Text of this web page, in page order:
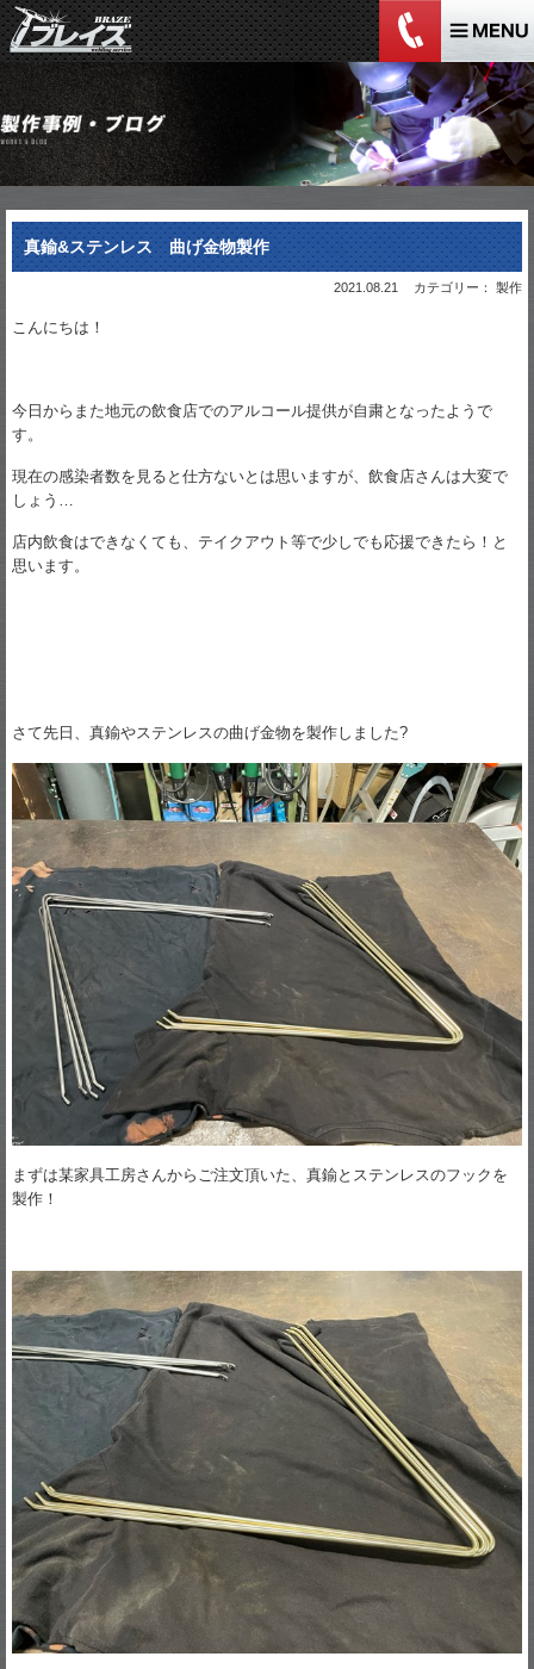
真鍮&ステンレス 曲げ金物製作
2021.08.21 カテゴリー： 製作
こんにちは！
今日からまた地元の飲食店でのアルコール提供が自粛となったようで
す。
現在の感染者数を見ると仕方ないとは思いますが、飲食店さんは大変で
しょう…
店内飲食はできなくても、テイクアウト等で少しでも応援できたら！と
思います。
さて先日、真鍮やステンレスの曲げ金物を製作しました?
まずは某家具工房さんからご注文頂いた、真鍮とステンレスのフックを
製作！